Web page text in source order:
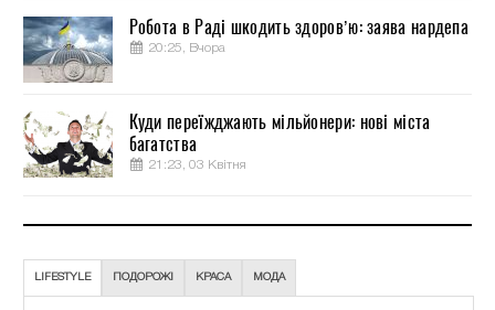
Робота в Раді шкодить здоров’ю: заява нардепа
20:25, Вчора
Куди переїжджають мільйонери: нові міста
багатства
21:23, 03 Квітня
LIFESTYLE ПОДОРОЖІ КРАСА МОДА